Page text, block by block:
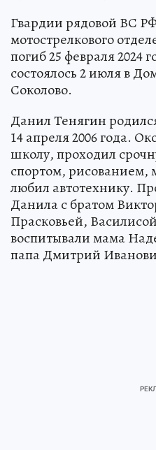
Гвардии рядовой ВС
мотострелкового
погиб 25 февраля 2024
состоялось 2 июля в
Соколово.
Данил Тенягин
14 апреля 2006 года.
школу, проходил
спортом, рисованием,
любил автотехнику.
Данила с братом
Прасковьей,
воспитывали мама
папа Дмитрий